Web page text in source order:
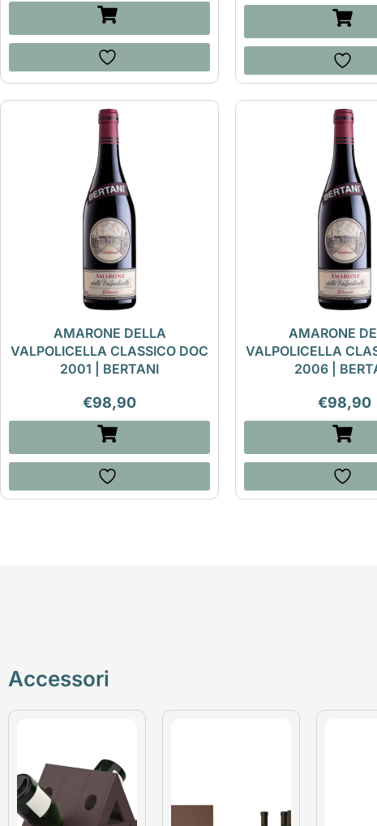
AMARONE DELLA
VALPOLICELLA CLASSICO DOC
2001 | BERTANI
€98,90
AMARONE
VALPOLICELLA
2006 |
€98,90
Accessori